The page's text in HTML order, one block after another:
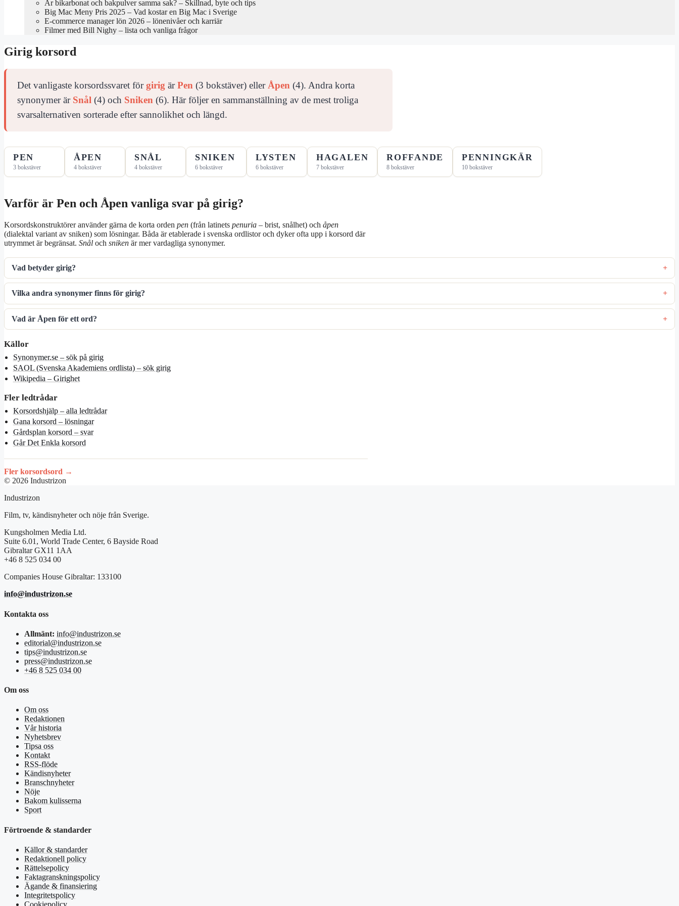
Är bikarbonat och bakpulver samma sak? – Skillnad, byte och tips
Big Mac Meny Pris 2025 – Vad kostar en Big Mac i Sverige
E-commerce manager lön 2026 – lönenivåer och karriär
Filmer med Bill Nighy – lista och vanliga frågor
Girig korsord
Det vanligaste korsordssvaret förgirig ärPen (3 bokstäver) ellerÅpen (4). Andra korta
synonymer är Snål (4) och Sniken (6). Här följer en sammanställning av de mest troliga
svarsalternativen sorterade efter sannolikhet och längd.
PEN
3 bokstäver
ÅPEN
4 bokstäver
SNÅL
4 bokstäver
SNIKEN
6 bokstäver
LYSTEN
6 bokstäver
HAGALEN
7 bokstäver
ROFFANDE
8 bokstäver
PENNINGKÄR
10 bokstäver
Varför är Pen och Åpen vanliga svar på girig?
Korsordskonstruktörer använder gärna de korta orden pen (från latinets penuria – brist, snålhet) och åpen
(dialektal variant av sniken) som lösningar. Båda är etablerade i svenska ordlistor och dyker ofta upp i korsord där
utrymmet är begränsat. Snål och sniken är mer vardagliga synonymer.
Vad betyder girig?
Vilka andra synonymer finns för girig?
Vad är Åpen för ett ord?
Källor
Synonymer.se – sök på girig
SAOL (Svenska Akademiens ordlista) – sök girig
Wikipedia – Girighet
Fler ledtrådar
Korsordshjälp – alla ledtrådar
Gana korsord – lösningar
Gårdsplan korsord – svar
Går Det Enkla korsord
Fler korsordsord →
© 2026 Industrizon
Industrizon
Film, tv, kändisnyheter och nöje från Sverige.
Kungsholmen Media Ltd.
Suite 6.01, World Trade Center, 6 Bayside Road
Gibraltar GX11 1AA
+46 8 525 034 00
Companies House Gibraltar: 133100
info@industrizon.se
Kontakta oss
Allmänt: info@industrizon.se
editorial@industrizon.se
tips@industrizon.se
press@industrizon.se
+46 8 525 034 00
Om oss
Om oss
Redaktionen
Vår historia
Nyhetsbrev
Tipsa oss
Kontakt
RSS-flöde
Kändisnyheter
Branschnyheter
Nöje
Bakom kulisserna
Sport
Förtroende & standarder
Källor & standarder
Redaktionell policy
Rättelsepolicy
Faktagranskningspolicy
Ägande & finansiering
Integritetspolicy
Cookiepolicy